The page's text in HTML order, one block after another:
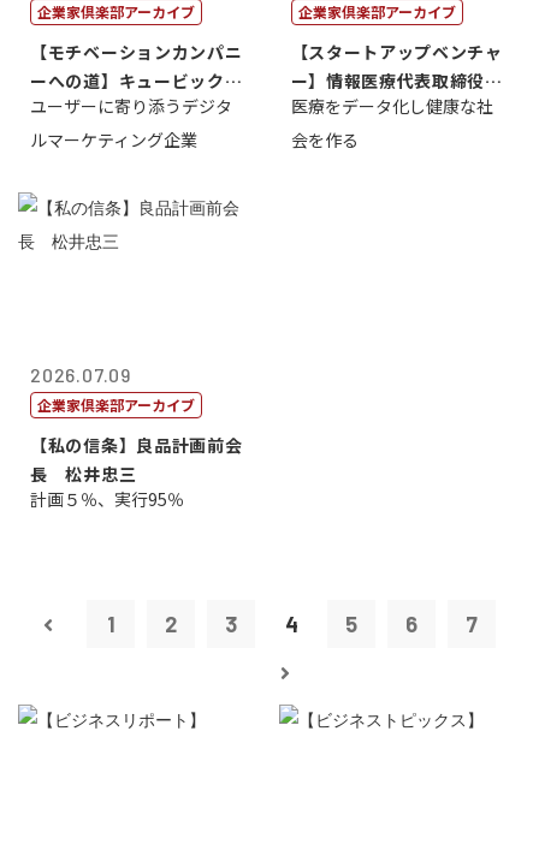
企業家倶楽部アーカイブ
【モチベーションカンパニ
ーへの道】キュービック代
表取締役CE...
ユーザーに寄り添うデジタ
ルマーケティング企業
企業家倶楽部アーカイブ
【スタートアップベンチャ
ー】情報医療代表取締役
原 聖吾
医療をデータ化し健康な社
会を作る
2026.07.09
企業家倶楽部アーカイブ
【私の信条】良品計画前会
長 松井忠三
計画５％、実行95％
1 2 3 4 5 6 7